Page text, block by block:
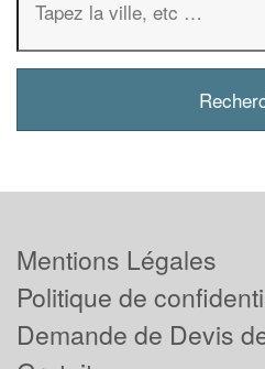
Mentions Légales
Politique de
Demande de Devis